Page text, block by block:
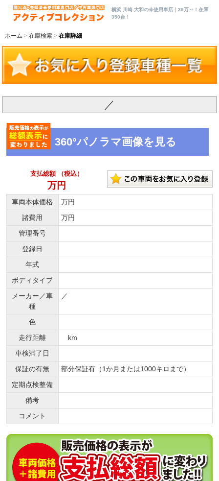
横浜 川崎 大和の未使用車店｜39万～！在庫
350台！
ホーム 在庫検索 在庫詳細
／
360°パノラマ画像を見る
支払総額 （税込）
万円
車両本体価格
万円
諸費用
万円
管理番号
登録日
年式
ボディタイプ
メーカー／車
種
／
色
走行距離
km
車検満了日
保証の有無
部分保証有（1か月または1000キロまで）
定期点検整備
備考
コメント